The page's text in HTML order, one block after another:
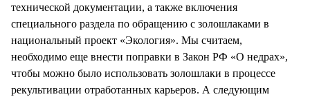
технической документации, а также включения
специального раздела по обращению с золошлаками в
национальный проект «Экология». Мы считаем,
необходимо еще внести поправки в Закон РФ «О недрах»,
чтобы можно было использовать золошлаки в процессе
рекультивации отработанных карьеров. А следующим